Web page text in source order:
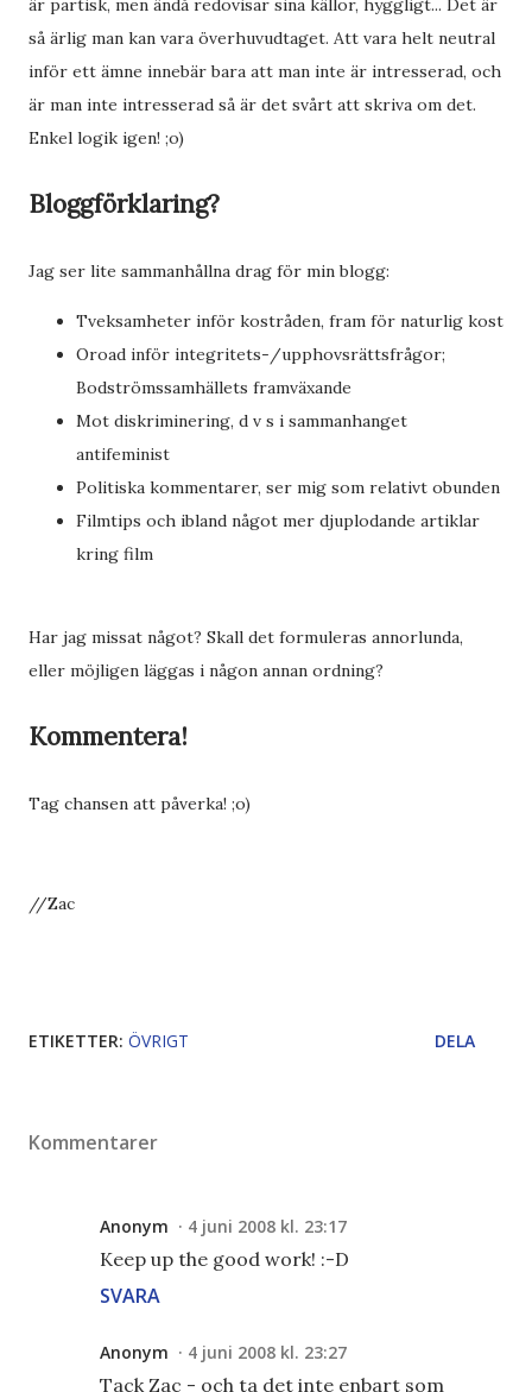
är partisk, men ändå redovisar sina källor, hyggligt... Det är
så ärlig man kan vara överhuvudtaget. Att vara helt neutral
inför ett ämne innebär bara att man inte är intresserad, och
är man inte intresserad så är det svårt att skriva om det.
Enkel logik igen! ;o)
Bloggförklaring?
Jag ser lite sammanhållna drag för min blogg:
Tveksamheter inför kostråden, fram för naturlig kost
Oroad inför integritets-/upphovsrättsfrågor;
Bodströmssamhällets framväxande
Mot diskriminering, d v s i sammanhanget
antifeminist
Politiska kommentarer, ser mig som relativt obunden
Filmtips och ibland något mer djuplodande artiklar
kring film
Har jag missat något? Skall det formuleras annorlunda,
eller möjligen läggas i någon annan ordning?
Kommentera!
Tag chansen att påverka! ;o)
//Zac
ETIKETTER: ÖVRIGT DELA
Kommentarer
Anonym 4 juni 2008 kl. 23:17
Keep up the good work! :-D
SVARA
Anonym 4 juni 2008 kl. 23:27
Tack Zac - och ta det inte enbart som